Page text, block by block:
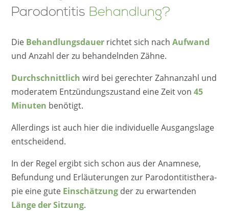
Parodontitis Behandlung?
Die Behand­lungs­dau­er richtet sich nachAufwand
und Anzahl der zu behan­deln­den Zähne.
Durch­schnitt­lich wird bei gerech­ter Zahnan­zahl und
modera­tem Entzün­dungs­zu­stand eine Zeit von45
Minuten benötigt.
Aller­dings ist auch hier die indivi­du­el­le Ausgangs­la­ge
entscheidend.
In der Regel ergibt sich schon aus der Anamne­se,
Befun­dung und Erläu­te­run­gen zur Parodon­ti­ti­s­the­ra­
pie eine gute Einschät­zung der zu erwar­ten­den
Länge der Sitzung.